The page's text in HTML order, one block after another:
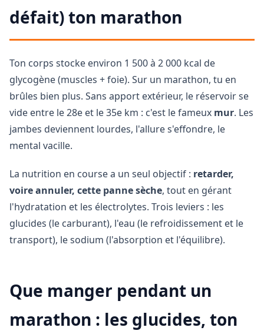
défait) ton marathon
Ton corps stocke environ 1 500 à 2 000 kcal de
glycogène (muscles + foie). Sur un marathon, tu en
brûles bien plus. Sans apport extérieur, le réservoir se
vide entre le 28e et le 35e km : c'est le fameux mur. Les
jambes deviennent lourdes, l'allure s'effondre, le
mental vacille.
La nutrition en course a un seul objectif : retarder,
voire annuler, cette panne sèche, tout en gérant
l'hydratation et les électrolytes. Trois leviers : les
glucides (le carburant), l'eau (le refroidissement et le
transport), le sodium (l'absorption et l'équilibre).
Que manger pendant un
marathon : les glucides, ton